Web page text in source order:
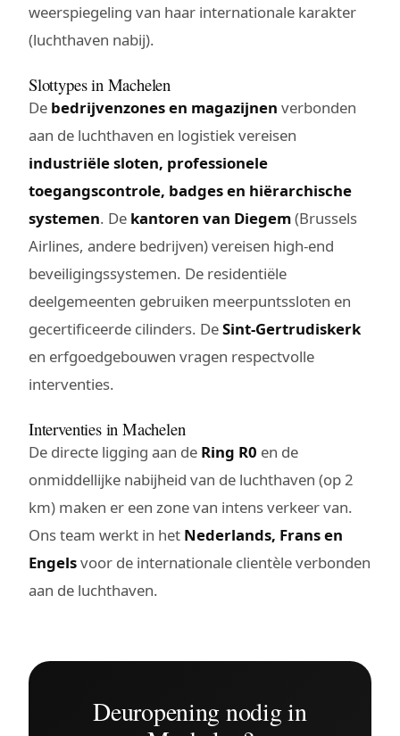
weerspiegeling van haar internationale karakter
(luchthaven nabij).
Slottypes in Machelen
De bedrijvenzones en magazijnen verbonden
aan de luchthaven en logistiek vereisen
industriële sloten, professionele
toegangscontrole, badges en hiërarchische
systemen. De kantoren van Diegem(Brussels
Airlines, andere bedrijven) vereisen high-end
beveiligingssystemen. De residentiële
deelgemeenten gebruiken meerpuntssloten en
gecertificeerde cilinders. DeSint-Gertrudiskerk
en erfgoedgebouwen vragen respectvolle
interventies.
Interventies in Machelen
De directe ligging aan de Ring R0 en de
onmiddellijke nabijheid van de luchthaven (op 2
km) maken er een zone van intens verkeer van.
Ons team werkt in het Nederlands, Frans en
Engelsvoor de internationale clientèle verbonden
aan de luchthaven.
Deuropening nodig in